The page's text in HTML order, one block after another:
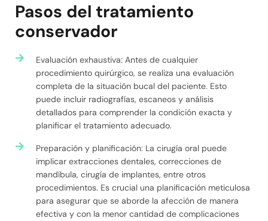
Pasos del tratamiento
conservador
Evaluación exhaustiva: Antes de cualquier
procedimiento quirúrgico, se realiza una evaluación
completa de la situación bucal del paciente. Esto
puede incluir radiografías, escaneos y análisis
detallados para comprender la condición exacta y
planificar el tratamiento adecuado.
Preparación y planificación: La cirugía oral puede
implicar extracciones dentales, correcciones de
mandíbula, cirugía de implantes, entre otros
procedimientos. Es crucial una planificación meticulosa
para asegurar que se aborde la afección de manera
efectiva y con la menor cantidad de complicaciones